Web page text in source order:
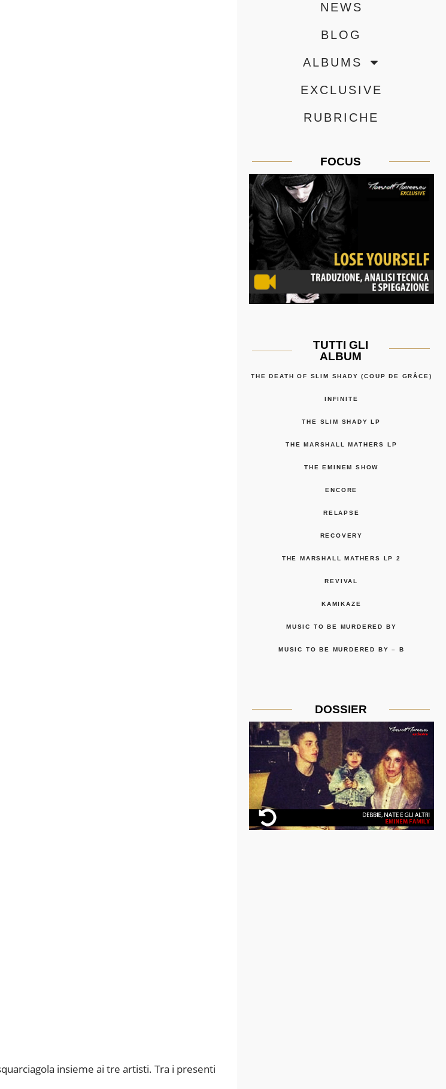
insieme ai tre artisti. Tra i presenti
NEWS
BLOG
ALBUMS
EXCLUSIVE
RUBRICHE
FOCUS
TUTTI GLI
ALBUM
THE DEATH OF SLIM SHADY (COUP DE GRÂCE)
INFINITE
THE SLIM SHADY LP
THE MARSHALL MATHERS LP
THE EMINEM SHOW
ENCORE
RELAPSE
RECOVERY
THE MARSHALL MATHERS LP 2
REVIVAL
KAMIKAZE
MUSIC TO BE MURDERED BY
MUSIC TO BE MURDERED BY – B
DOSSIER